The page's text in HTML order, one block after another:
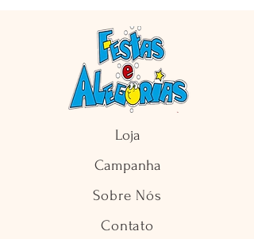
Loja
Campanha
Sobre Nós
Contato